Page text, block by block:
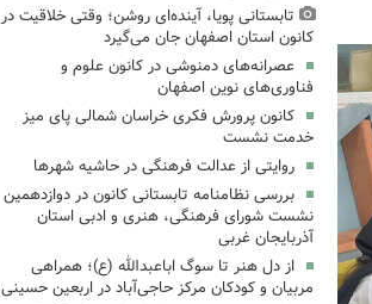
تابستانی پویا، آینده‌ای روشن؛ وقتی خلاقیت در
کانون استان اصفهان جان می‌گیرد
عصرانه‌های دمنوشی در کانون علوم و
فناوری‌های نوین اصفهان
کانون پرورش فکری خراسان شمالی پای میز
خدمت نشست
روایتی از عدالت فرهنگی در حاشیه شهرها
بررسی نظامنامه تابستانی کانون در دوازدهمین
نشست شورای فرهنگی، هنری و ادبی استان
آذربایجان غربی
از دل هنر تا سوگ اباعبدالله (ع)؛ همراهی
مربیان و کودکان مرکز حاجی‌آباد در اربعین حسینی